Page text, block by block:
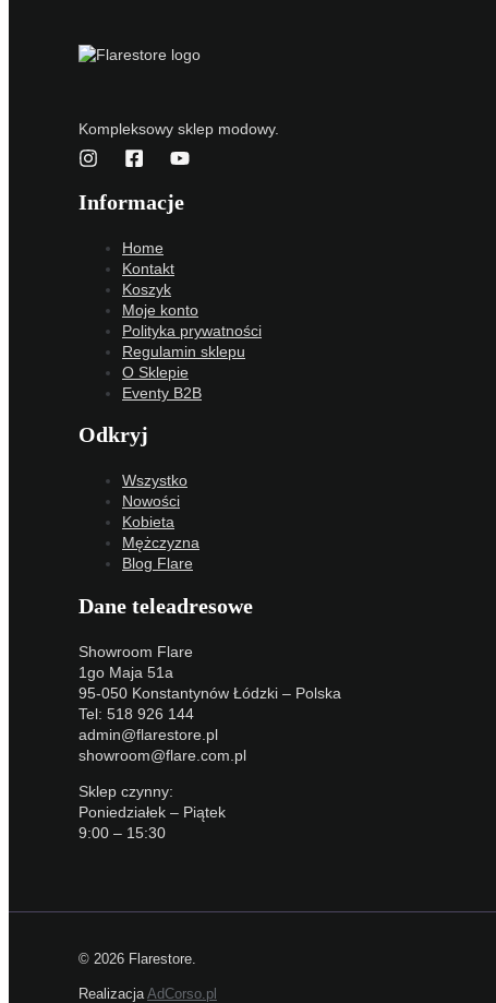
Kompleksowy sklep modowy.
Informacje
Home
Kontakt
Koszyk
Moje konto
Polityka prywatności
Regulamin sklepu
O Sklepie
Eventy B2B
Odkryj
Wszystko
Nowości
Kobieta
Mężczyzna
Blog Flare
Dane teleadresowe
Showroom Flare
1go Maja 51a
95-050 Konstantynów Łódzki – Polska
Tel: 518 926 144
admin@flarestore.pl
showroom@flare.com.pl
Sklep czynny:
Poniedziałek – Piątek
9:00 – 15:30
© 2026 Flarestore.
RealizacjaAdCorso.pl